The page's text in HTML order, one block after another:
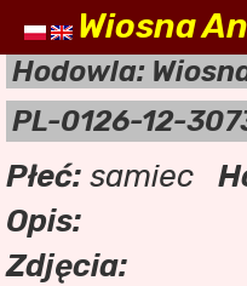
Wiosna
Hodowla:
PL-0126-12-
Płeć: samiec
Opis:
Zdjęcia: